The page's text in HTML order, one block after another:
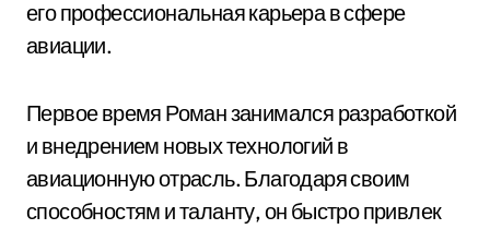
его профессиональная карьера в сфере
авиации.
Первое время Роман занимался разработкой
и внедрением новых технологий в
авиационную отрасль. Благодаря своим
способностям и таланту, он быстро привлек